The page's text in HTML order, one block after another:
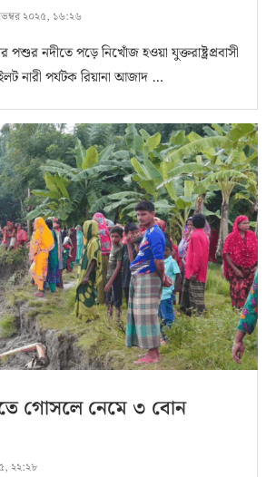
২০২৫, ১৬:২৬
পশুর নদীতে পড়ে নিখোঁজ হওয়া যুক্তরাষ্ট্রপ্রবাসী
নারী পর্যটক রিয়ানা আজাদ …
গোসলে নেমে ৩ বোন
২২:২৮